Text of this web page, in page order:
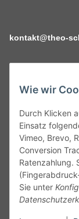
Wie wir
Durch Klicken
Einsatz
Vimeo, Brevo,
Conversion
Ratenzahlung.
Sie unter
kontakt@theo-
Service
Gesetzliche
Alle technischen
Angaben